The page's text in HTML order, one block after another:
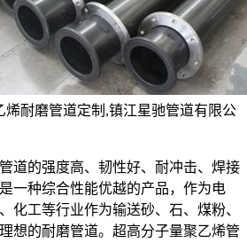
道的强度高、韧性好、耐冲击、焊接
一种综合性能优越的产品，作为电
化工等行业作为输送砂、石、煤粉、
想的耐磨管道。超高分子量聚乙烯管